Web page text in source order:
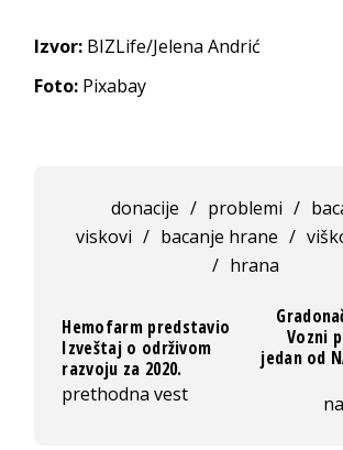
Izvor: BIZLife/Jelena Andrić
Foto: Pixabay
donacije / problemi /
viskovi / bacanje hrane /
/ hrana
Hemofarm predstavio
Izveštaj o održivom
razvoju za 2020.
prethodna vest
Vozni
jedan od